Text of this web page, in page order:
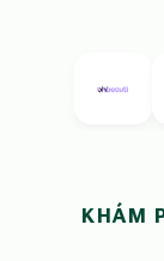
KHÁM